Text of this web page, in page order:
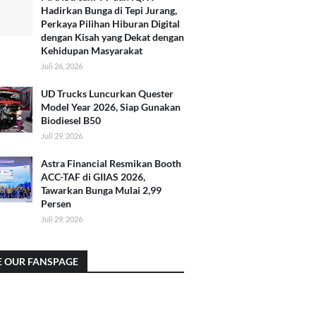
Hadirkan Bunga di Tepi Jurang,
Perkaya Pilihan Hiburan Digital
dengan Kisah yang Dekat dengan
Kehidupan Masyarakat
Juli 26, 2026
UD Trucks Luncurkan Quester
Model Year 2026, Siap Gunakan
Biodiesel B50
Juli 29, 2026
Astra Financial Resmikan Booth
ACC-TAF di GIIAS 2026,
Tawarkan Bunga Mulai 2,99
Persen
Juli 29, 2026
OUR FANSPAGE